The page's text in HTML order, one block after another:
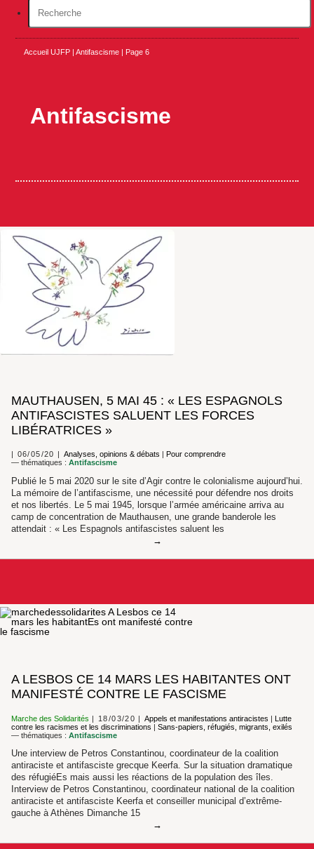
Accueil UJFP| Antifascisme| Page 6
Antifascisme
MAUTHAUSEN, 5 MAI 45 : « LES ESPAGNOLS
ANTIFASCISTES SALUENT LES FORCES
LIBÉRATRICES »
06/05/20 Analyses, opinions & débats | Pour comprendre
— thématiques : Antifascisme
Publié le 5 mai 2020 sur le site d’Agir contre le colonialisme aujourd’hui.
La mémoire de l’antifascisme, une nécessité pour défendre nos droits
et nos libertés. Le 5 mai 1945, lorsque l’armée américaine arriva au
camp de concentration de Mauthausen, une grande banderole les
attendait : « Les Espagnols antifascistes saluent les
A LESBOS CE 14 MARS LES HABITANTES ONT
MANIFESTÉ CONTRE LE FASCISME
Marche des Solidarités 18/03/20 Appels et manifestations antiracistes |Lutte
contre les racismes et les discriminations | Sans-papiers, réfugiés, migrants, exilés
— thématiques : Antifascisme
Une interview de Petros Constantinou, coordinateur de la coalition
antiraciste et antifasciste grecque Keerfa. Sur la situation dramatique
des réfugiéEs mais aussi les réactions de la population des îles.
Interview de Petros Constantinou, coordinateur national de la coalition
antiraciste et antifasciste Keerfa et conseiller municipal d’extrême-
gauche à Athènes Dimanche 15